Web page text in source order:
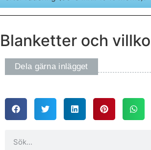
Blanketter och
Dela gärna inlägget